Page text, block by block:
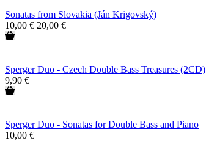
Sonatas from Slovakia (Ján Krigovský)
10,00 € 20,00 €
Sperger Duo - Czech Double Bass Treasures (2CD)
9,90 €
Sperger Duo - Sonatas for Double Bass and Piano
10,00 €